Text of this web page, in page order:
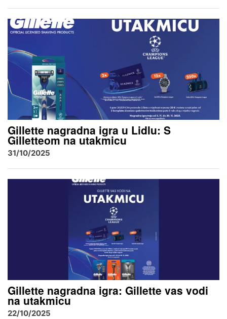
Gillette nagradna igra u Lidlu: S
Gilletteom na utakmicu
31/10/2025
Gillette nagradna igra: Gillette vas vodi
na utakmicu
22/10/2025